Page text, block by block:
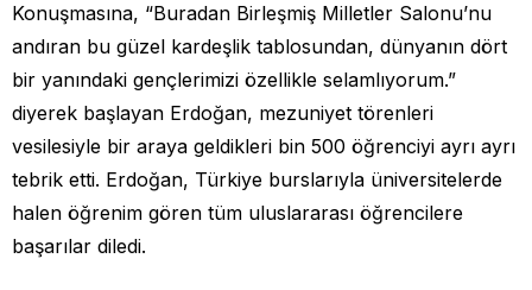
Konuşmasına, “Buradan Birleşmiş Milletler Salonu’nu
andıran bu güzel kardeşlik tablosundan, dünyanın dört
bir yanındaki gençlerimizi özellikle selamlıyorum.”
diyerek başlayan Erdoğan, mezuniyet törenleri
vesilesiyle bir araya geldikleri bin 500 öğrenciyi ayrı ayrı
tebrik etti. Erdoğan, Türkiye burslarıyla üniversitelerde
halen öğrenim gören tüm uluslararası öğrencilere
başarılar diledi.